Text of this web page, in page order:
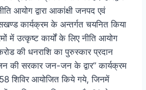
आयोग द्वारा आकांक्षी जनपद एवं
कार्यक्रम के अन्तर्गत चयनित किया
में उत्कृष्ट कार्यों के लिए नीति आयोग
की धनराशि का पुरुस्कार प्रदान
की सरकार जन-जन के द्वार” कार्यक्रम
शिविर आयोजित किये गये, जिनमें